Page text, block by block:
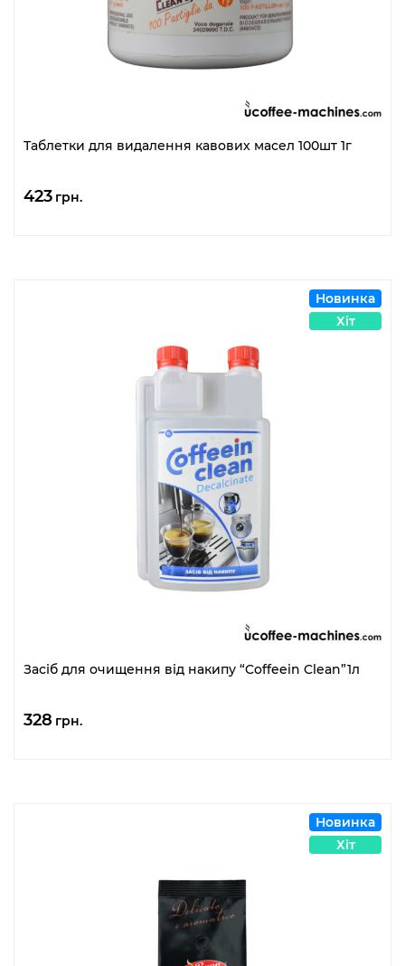
Таблетки для видалення кавових масел 100шт 1г
423 грн.
Засіб для очищення від накипу “Coffeein Clean”1л
Новинка
Хіт
328 грн.
Новинка
Хіт